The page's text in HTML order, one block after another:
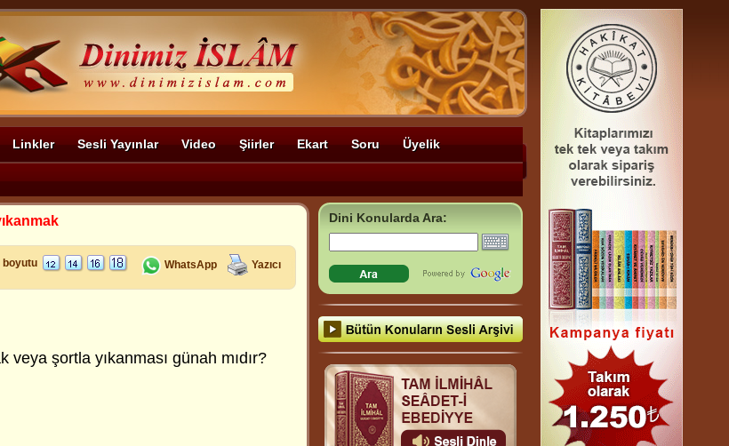
Linkler Sesli Yayınlar Video Şiirler Ekart Soru Üyelik
boyutu WhatsApp Yazıcı
veya şortla yıkanması günah mıdır?
Dini Konularda Ara: